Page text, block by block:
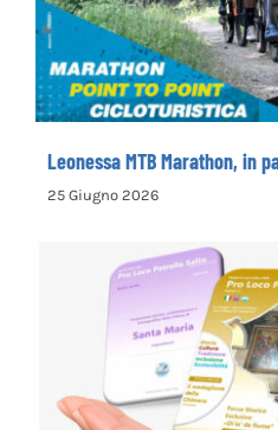
Leonessa MTB Marathon, in
25 Giugno 2026
la Pro Loco di
nuovo opuscolo